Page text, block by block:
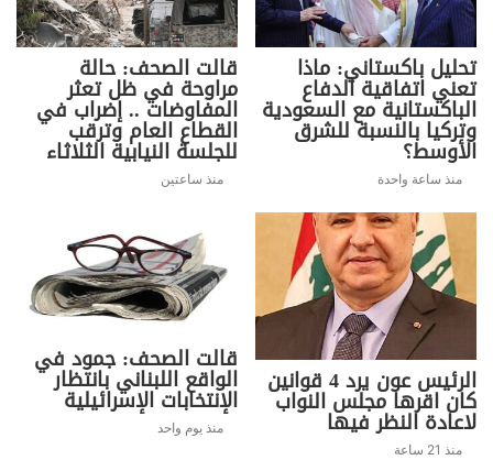
تحليل باكستاني: ماذا
تعني اتفاقية الدفاع
الباكستانية مع السعودية
وتركيا بالنسبة للشرق
الأوسط؟
منذ ساعة واحدة
قالت الصحف: حالة
مراوحة في ظل تعثر
المفاوضات .. إضراب في
القطاع العام وترقب
للجلسة النيابية الثلاثاء
منذ ساعتين
الرئيس عون يرد 4 قوانين
كان اقرها مجلس النواب
لاعادة النظر فيها
منذ 21 ساعة
قالت الصحف: جمود في
الواقع اللبناني بانتظار
الإنتخابات الإسرائيلية
منذ يوم واحد